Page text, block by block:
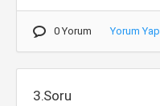
0 Yorum Yorum Yap
3.Soru